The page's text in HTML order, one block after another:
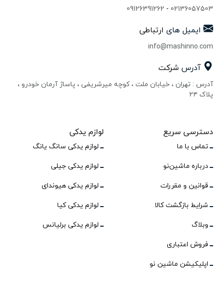
02136057503
-
09126391262
ایمیل های ارتباطی
info@mashinno.com
آدرس شرکت
آدرس : تهران ، خیابان ملت ، کوچه میرشریفی ، پاساژ آرمان خودرو ،
پلاک ۲۴
دسترسی سریع
تماس با ما
درباره ماشین‌نو
قوانین و مقررات
شرایط بازگشت کالا
وبلاگ
فروش اعتباری
اپلیکیشن ماشین نو
لوازم یدکی
لوازم یدکی سانگ یانگ
لوازم یدکی جیلی
لوازم یدکی هیوندای
لوازم یدکی کیا
لوازم یدکی برلیانس